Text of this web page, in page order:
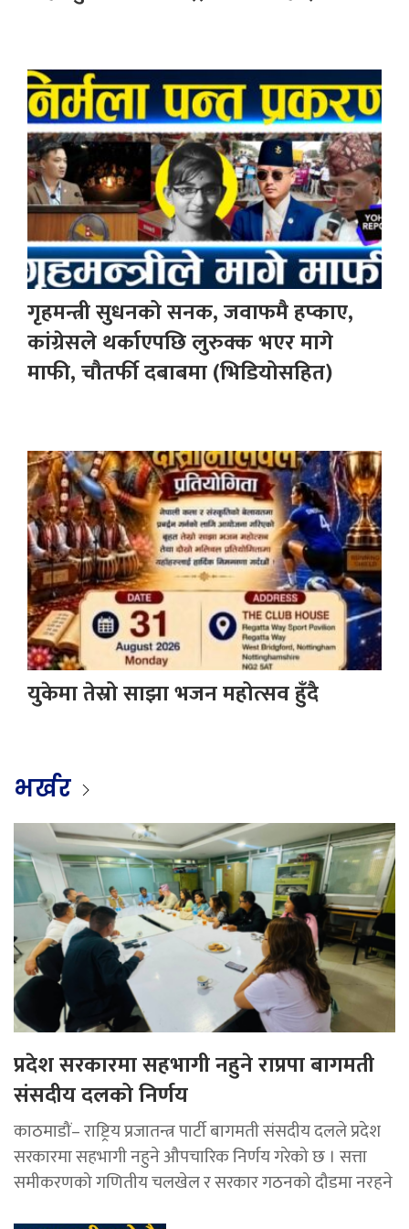
गृहमन्त्री सुधनको सनक, जवाफमै हप्काए,
कांग्रेसले थर्काएपछि लुरुक्क भएर मागे
माफी, चौतर्फी दबाबमा (भिडियोसहित)
युकेमा तेस्रो साझा भजन महोत्सव हुँदै
भर्खर
प्रदेश सरकारमा सहभागी नहुने राप्रपा बागमती
संसदीय दलको निर्णय
काठमाडौं– राष्ट्रिय प्रजातन्त्र पार्टी बागमती संसदीय दलले प्रदेश
सरकारमा सहभागी नहुने औपचारिक निर्णय गरेको छ । सत्ता
समीकरणको गणितीय चलखेल र सरकार गठनको दौडमा नरहने